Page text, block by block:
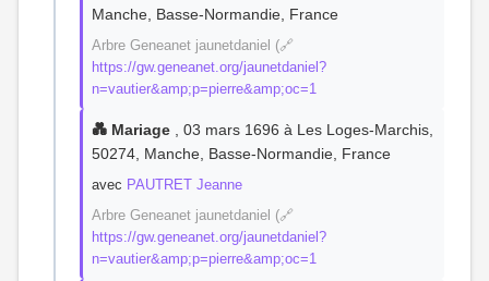
Manche, Basse-Normandie, France
Arbre Geneanet jaunetdaniel (🔗
https://gw.geneanet.org/jaunetdaniel?
n=vautier&amp;p=pierre&amp;oc=1
💑 Mariage , 03 mars 1696 à Les Loges-Marchis,
50274, Manche, Basse-Normandie, France
avec PAUTRET Jeanne
Arbre Geneanet jaunetdaniel (🔗
https://gw.geneanet.org/jaunetdaniel?
n=vautier&amp;p=pierre&amp;oc=1